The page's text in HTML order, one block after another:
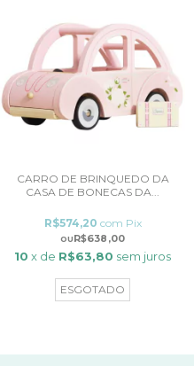
CARRO DE BRINQUEDO DA
CASA DE BONECAS DA...
R$638,00
R$574,20 com Pix
10 x de R$63,80 sem juros
ESGOTADO